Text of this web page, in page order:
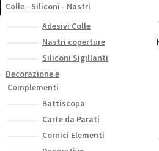
Colle - Siliconi - Nastri
Adesivi Colle
Nastri coperture
Siliconi Sigillanti
Decorazione e
Complementi
Battiscopa
Carte da Parati
Cornici Elementi